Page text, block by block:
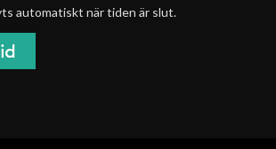
automatiskt när tiden är slut.